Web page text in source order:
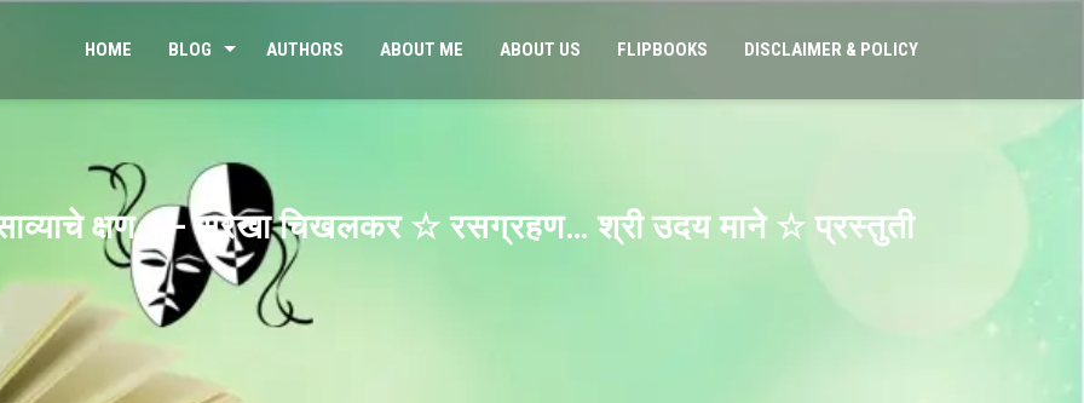
HOME BLOG AUTHORS ABOUT ME ABOUT US FLIPBOOKS DISCLAIMER & POLICY
क्षण… – सुरेखा चिखलकर ☆ रसग्रहण… श्री उदय माने ☆ प्रस्तुती